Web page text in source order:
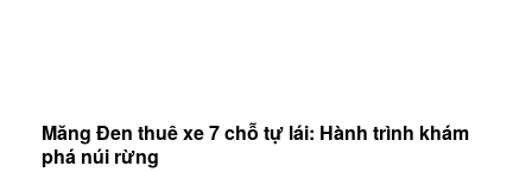
Măng Đen thuê xe 7 chỗ tự lái: Hành trình khám
phá núi rừng